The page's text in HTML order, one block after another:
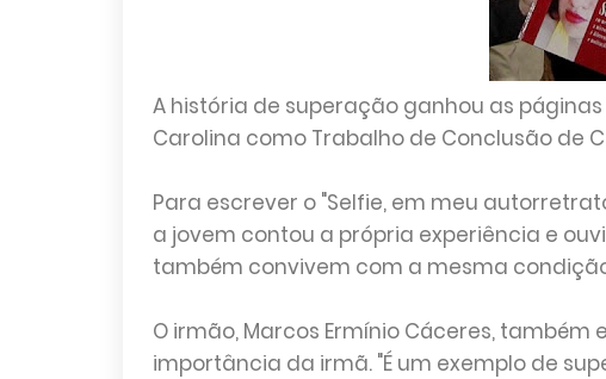
A história de superação ganhou as
Carolina como Trabalho de Conclusão de
Para escrever o "Selfie, em meu
a jovem contou a própria experiência e
também convivem com a mesma
O irmão, Marcos Ermínio Cáceres,
importância da irmã. "É um exemplo de